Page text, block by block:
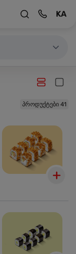
KA
პროდუქტები 41